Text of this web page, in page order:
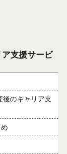
ア支援サービ
後のキャリア支